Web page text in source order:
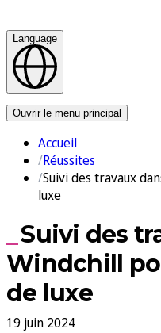
Language
Ouvrir le menu principal
Accueil
Réussites
Suivi des travaux
luxe
Suivi des
Windchill
de luxe
19 juin 2024